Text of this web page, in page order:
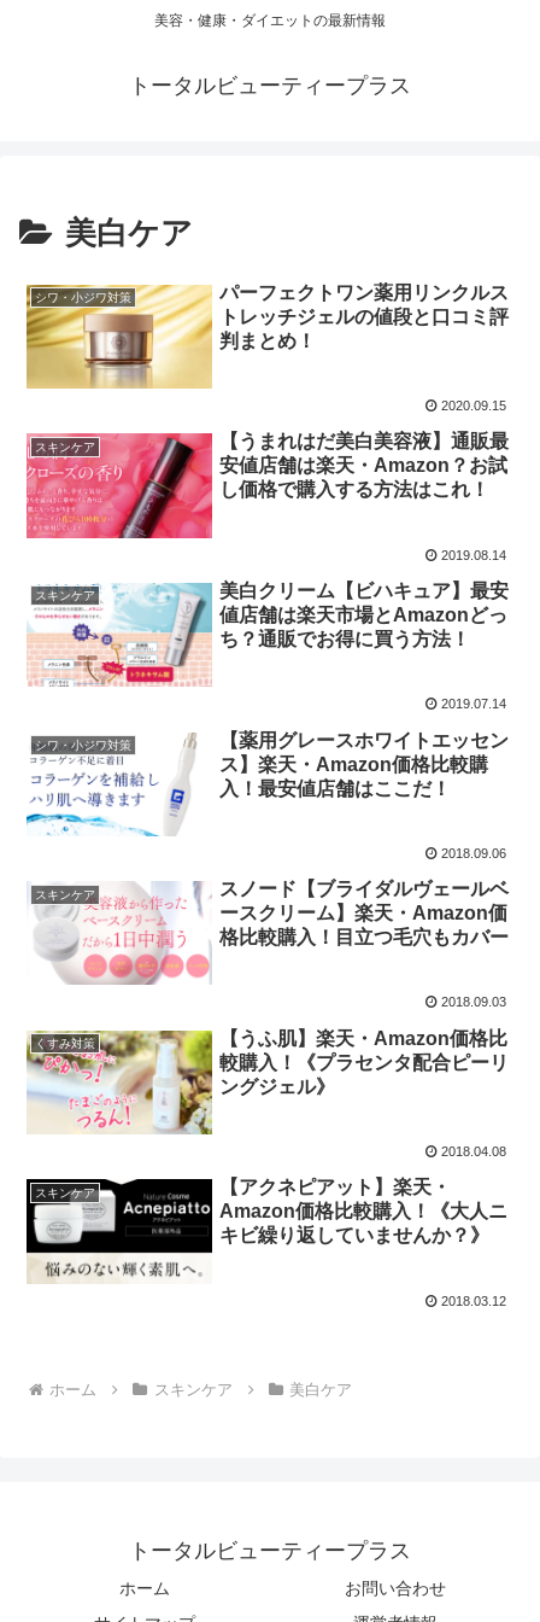
美容・健康・ダイエットの最新情報
トータルビューティープラス
美白ケア
シワ・小ジワ対策
パーフェクトワン薬用リンクルス
トレッチジェルの値段と口コミ評
判まとめ！
2020.09.15
スキンケア
【うまれはだ美白美容液】通販最
安値店舗は楽天・Amazon？お試
し価格で購入する方法はこれ！
2019.08.14
スキンケア
美白クリーム【ビハキュア】最安
値店舗は楽天市場とAmazonどっ
ち？通販でお得に買う方法！
2019.07.14
シワ・小ジワ対策
【薬用グレースホワイトエッセン
ス】楽天・Amazon価格比較購
入！最安値店舗はここだ！
2018.09.06
スキンケア
スノード【ブライダルヴェールベ
ースクリーム】楽天・Amazon価
格比較購入！目立つ毛穴もカバー
2018.09.03
くすみ対策
【うふ肌】楽天・Amazon価格比
較購入！《プラセンタ配合ピーリ
ングジェル》
2018.04.08
スキンケア
【アクネピアット】楽天・
Amazon価格比較購入！《大人ニ
キビ繰り返していませんか？》
2018.03.12
ホーム スキンケア 美白ケア
トータルビューティープラス
ホーム
お問い合わせ